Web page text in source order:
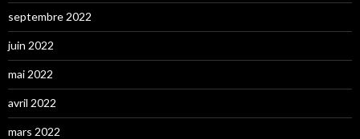
septembre 2022
juin 2022
mai 2022
avril 2022
mars 2022